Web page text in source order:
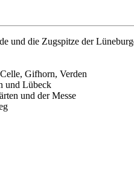
und die Zugspitze der
Gifhorn, Verden
und Lübeck
und der Messe